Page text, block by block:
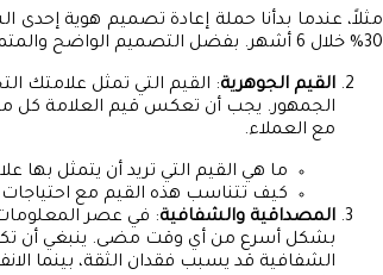
مثلاً، عندما بدأنا حملة إعادة تصميم هوية إحدى
30% خلال 6 أشهر. بفضل التصميم الواضح والمتماسك، تمكنا من تحقيق هذا الهدف.
القيم الجوهرية: القيم التي تمثل علامتك
الجمهور. يجب أن تعكس قيم العلامة كل ما
مع العملاء.
ما هي القيم التي تريد أن يتمثل بها
كيف تتناسب هذه القيم مع
المصداقية والشفافية: في عصر
بشكل أسرع من أي وقت مضى. ينبغي أن
الشفافية قد يسبب فقدان الثقة، بينما